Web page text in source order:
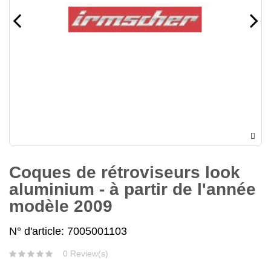
Coques de rétroviseurs look
aluminium - à partir de l'année
modèle 2009
N° d'article: 7005001103
0 Review(s)